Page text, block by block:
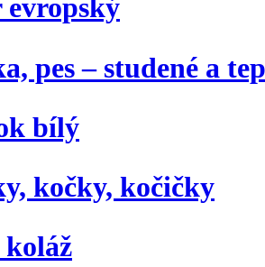
evropský
pes – studené a
bílý
kočky, kočičky
koláž